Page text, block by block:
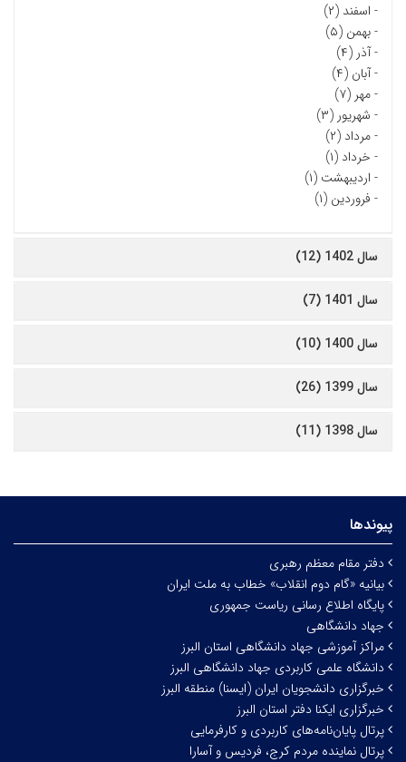
- اسفند (۲)
-بهمن (۵)
-آذر (۴)
-آبان (۴)
-مهر (۷)
- شهریور (۳)
-مرداد (۲)
- خرداد (۱)
- اردیبهشت (۱)
- فروردین (۱)
سال 1402 (12)
سال 1401 (7)
سال 1400 (10)
سال 1399 (26)
سال 1398 (11)
پیوندها
دفتر مقام معظم رهبری
بیانیه «گام دوم انقلاب» خطاب به ملت ایران
پایگاه اطلاع رسانی ریاست جمهوری
جهاد دانشگاهی
مراکز آموزشی جهاد دانشگاهی استان البرز
دانشگاه علمی کاربردی جهاد دانشگاهی البرز
خبرگزاری دانشجویان ایران (ایسنا) منطقه البرز
خبرگزاری ایکنا دفتر استان البرز
پرتال پایان‌نامه‌های کاربردی و کارفرمایی
پرتال نماینده مردم کرج، فردیس و آسارا